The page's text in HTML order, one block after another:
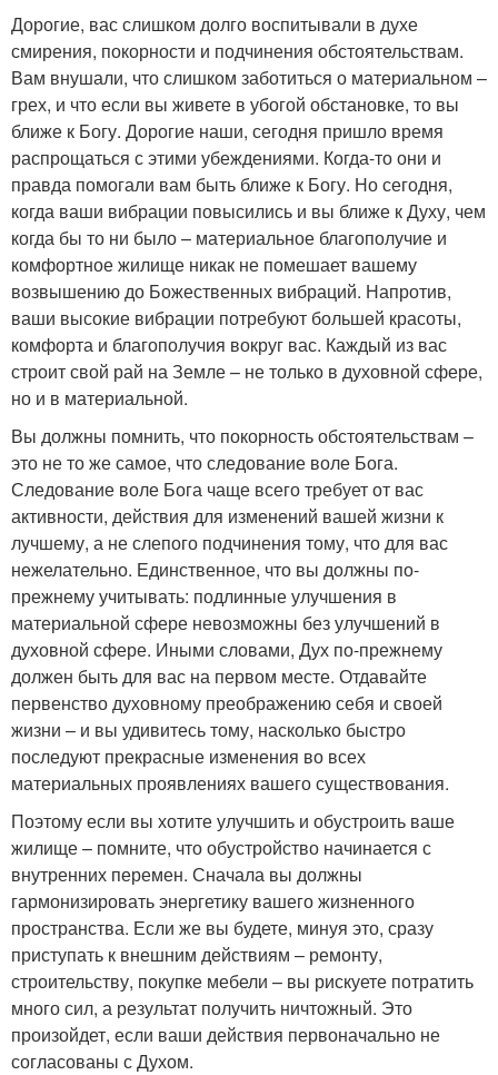
Дорогие, вас слишком долго воспитывали в духе
смирения, покорности и подчинения обстоятельствам.
Вам внушали, что слишком заботиться о материальном –
грех, и что если вы живете в убогой обстановке, то вы
ближе к Богу. Дорогие наши, сегодня пришло время
распрощаться с этими убеждениями. Когда-то они и
правда помогали вам быть ближе к Богу. Но сегодня,
когда ваши вибрации повысились и вы ближе к Духу, чем
когда бы то ни было – материальное благополучие и
комфортное жилище никак не помешает вашему
возвышению до Божественных вибраций. Напротив,
ваши высокие вибрации потребуют большей красоты,
комфорта и благополучия вокруг вас. Каждый из вас
строит свой рай на Земле – не только в духовной сфере,
но и в материальной.
Вы должны помнить, что покорность обстоятельствам –
это не то же самое, что следование воле Бога.
Следование воле Бога чаще всего требует от вас
активности, действия для изменений вашей жизни к
лучшему, а не слепого подчинения тому, что для вас
нежелательно. Единственное, что вы должны по-
прежнему учитывать: подлинные улучшения в
материальной сфере невозможны без улучшений в
духовной сфере. Иными словами, Дух по-прежнему
должен быть для вас на первом месте. Отдавайте
первенство духовному преображению себя и своей
жизни – и вы удивитесь тому, насколько быстро
последуют прекрасные изменения во всех
материальных проявлениях вашего существования.
Поэтому если вы хотите улучшить и обустроить ваше
жилище – помните, что обустройство начинается с
внутренних перемен. Сначала вы должны
гармонизировать энергетику вашего жизненного
пространства. Если же вы будете, минуя это, сразу
приступать к внешним действиям – ремонту,
строительству, покупке мебели – вы рискуете потратить
много сил, а результат получить ничтожный. Это
произойдет, если ваши действия первоначально не
согласованы с Духом.